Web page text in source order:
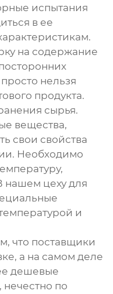
испытания
в ее
на содержание
нельзя
продукта.
сырья.
вещества,
свои свойства
Необходимо
нашем цеху для
и
что поставщики
а на самом деле
дешевые
нечестно по